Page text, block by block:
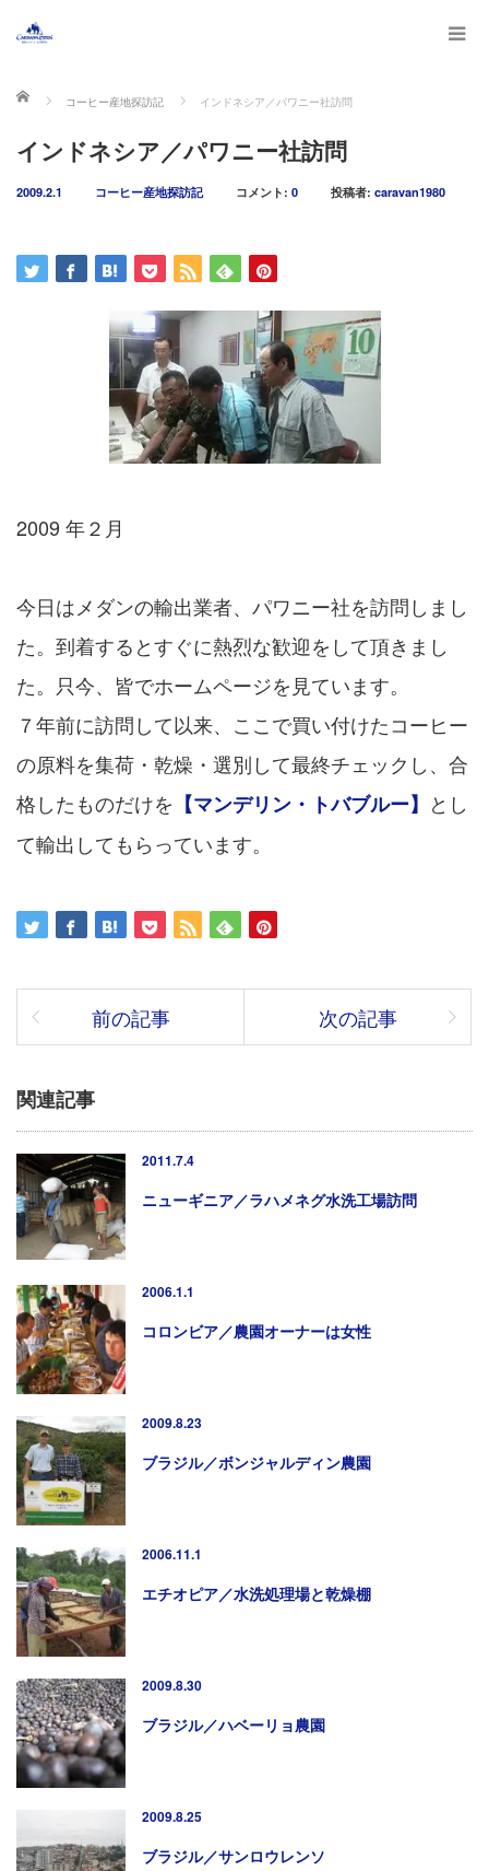
ホーム コーヒー産地探訪記 インドネシア／パワニー社訪問
インドネシア／パワニー社訪問
2009.2.1 コーヒー産地探訪記 コメント: 0 投稿者: caravan1980
2009 年２月
今日はメダンの輸出業者、パワニー社を訪問しまし
た。到着するとすぐに熱烈な歓迎をして頂きまし
た。只今、皆でホームページを見ています。
７年前に訪問して以来、ここで買い付けたコーヒー
の原料を集荷・乾燥・選別して最終チェックし、合
格したものだけを 【マンデリン・トバブルー】 とし
て輸出してもらっています。
前の記事 次の記事
関連記事
2011.7.4
ニューギニア／ラハメネグ水洗工場訪問
2006.1.1
コロンビア／農園オーナーは女性
2009.8.23
ブラジル／ボンジャルディン農園
2006.11.1
エチオピア／水洗処理場と乾燥棚
2009.8.30
ブラジル／ハベーリョ農園
2009.8.25
ブラジル／サンロウレンソ